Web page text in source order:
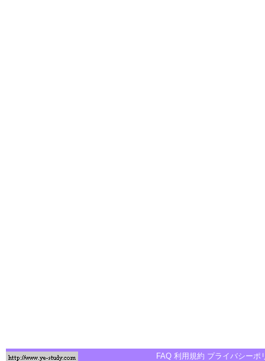
FAQ 利用規約 プライバシーポ